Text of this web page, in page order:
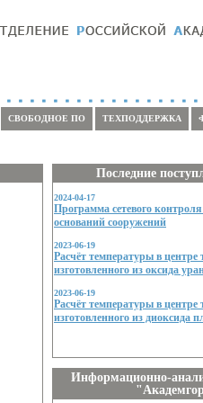
ТЕХПОДДЕРЖКА
СВОБОДНОЕ ПО
Последние
2024-04-17
Программа сетевого
оснований сооружений
2023-06-19
Расчёт температуры в центре
изготовленного из оксида
2023-06-19
Расчёт температуры в центре
изготовленного из диоксида
Информационно-